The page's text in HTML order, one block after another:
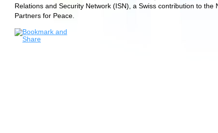
Relations and Security Network (ISN), a Swiss contribution to the
Partners for Peace.